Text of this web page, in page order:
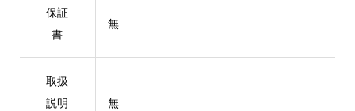
保証
書
無
取扱
説明
無